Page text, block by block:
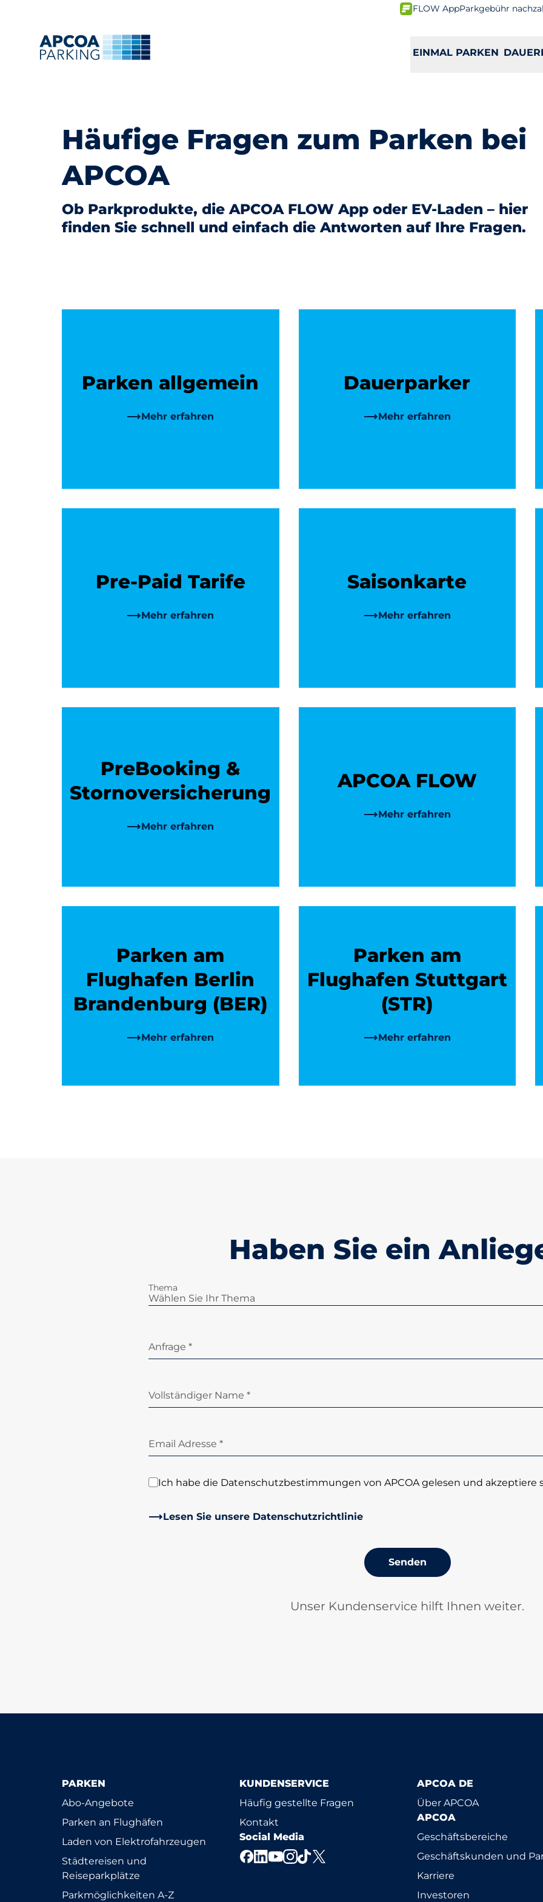
FLOW AppParkgebühr
EINMAL PARKEN
Häufige Fragen zum Parken bei
APCOA
Ob Parkprodukte, die APCOA FLOW App oder EV-Laden – hier
finden Sie schnell und einfach die Antworten auf Ihre Fragen.
Parken allgemein
Mehr erfahren
Dauerparker
Mehr erfahren
Pre-Paid Tarife
Mehr erfahren
Saisonkarte
Mehr erfahren
PreBooking &
Stornoversicherung
Mehr erfahren
APCOA FLOW
Mehr erfahren
Parken am
Flughafen Berlin
Brandenburg (BER)
Mehr erfahren
Parken am
Flughafen Stuttgart
(STR)
Mehr erfahren
Haben Sie ein
Thema
Anfrage *
Vollständiger Name *
Email Adresse *
Ich habe die Datenschutzbestimmungen von APCOA gelesen und akzeptiere
Lesen Sie unsere Datenschutzrichtlinie
Senden
Unser Kundenservice hilft Ihnen weiter.
PARKEN
Abo-Angebote
Parken an Flughäfen
Laden von Elektrofahrzeugen
Städtereisen und
Reiseparkplätze
Parkmöglichkeiten A-Z
KUNDENSERVICE
Häufig gestellte Fragen
Kontakt
Social Media
APCOA DE
Über APCOA
APCOA
Geschäftsbereiche
Geschäftskunden und
Karriere
Investoren